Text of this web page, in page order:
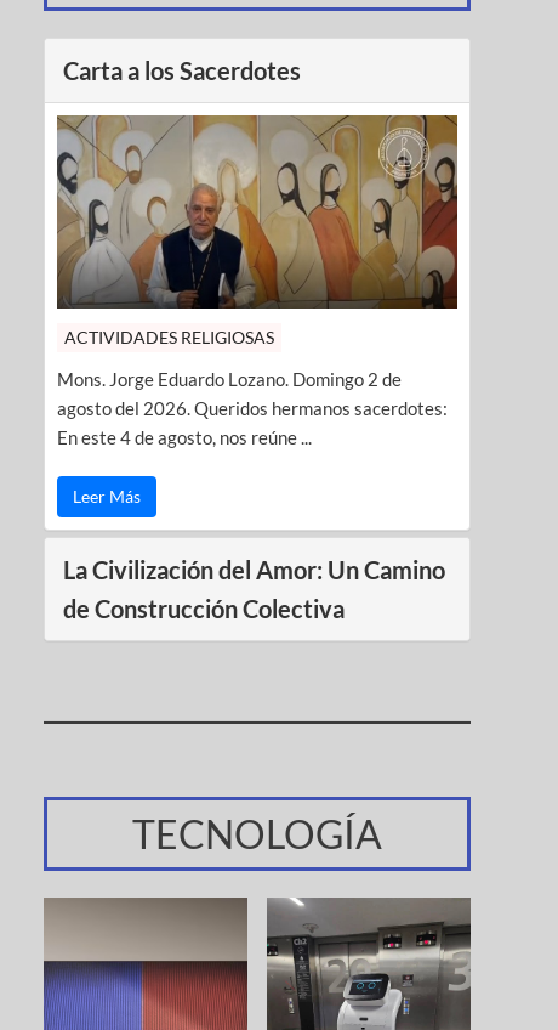
Carta a los Sacerdotes
ACTIVIDADES RELIGIOSAS
Mons. Jorge Eduardo Lozano. Domingo 2 de
agosto del 2026. Queridos hermanos sacerdotes:
En este 4 de agosto, nos reúne ...
Leer Más
La Civilización del Amor: Un Camino
de Construcción Colectiva
TECNOLOGÍA